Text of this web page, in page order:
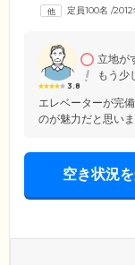
設置されており
定員100名 /
3.8
立地が
もう少
エレベーターが完
のが魅力だと思い
空き状況